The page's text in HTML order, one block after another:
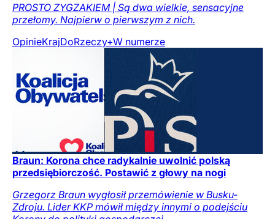
PROSTO ZYGZAKIEM | Są dwa wielkie, sensacyjne
przełomy. Najpierw o pierwszym z nich.
OpinieKrajDoRzeczy+W numerze
Braun: Korona chce radykalnie uwolnić polską
przedsiębiorczość. Postawić z głowy na nogi
Grzegorz Braun wygłosił przemówienie w Busku-
Zdroju. Lider KKP mówił między innymi o podejściu